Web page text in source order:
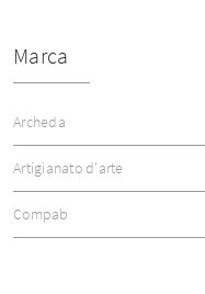
Marca
Archeda
Artigianato d'arte
Compab